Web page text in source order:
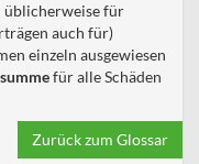
üblicherweise für
auch für)
einzeln ausgewiesen
für alle Schäden
Zurück zum Glossar